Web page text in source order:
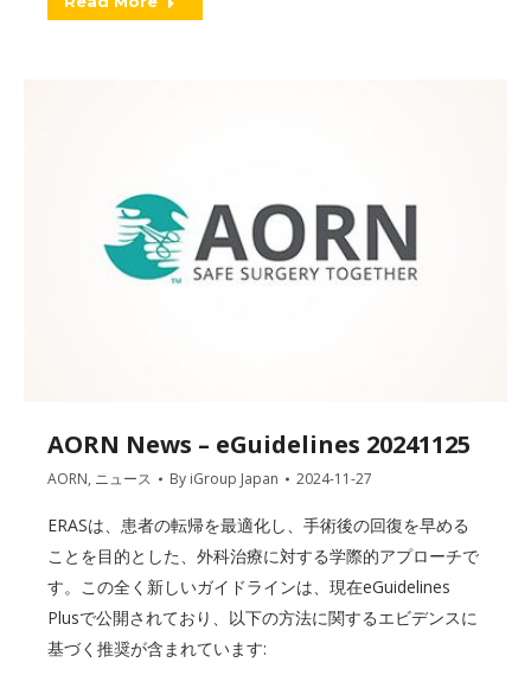
AORN News – eGuidelines 20241125
AORN, ニュース By iGroup Japan 2024-11-27
ERASは、患者の転帰を最適化し、手術後の回復を早める
ことを目的とした、外科治療に対する学際的アプローチで
す。この全く新しいガイドラインは、現在eGuidelines
Plusで公開されており、以下の方法に関するエビデンスに
基づく推奨が含まれています: